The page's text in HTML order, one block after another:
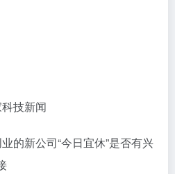
技新闻
的新公司“今日宜休”是否有兴